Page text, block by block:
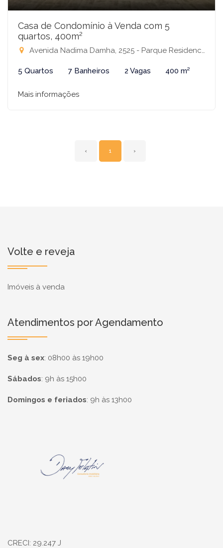
Casa de Condomínio à Venda com 5
quartos, 400m²
Avenida Nadima Damha, 2525 - Parque Residencial Damha I, São José do Rio Preto-SP
5 Quartos 7 Banheiros 2 Vagas 400 m²
Mais informações
‹ 1 ›
Volte e reveja
Imóveis à venda
Atendimentos por Agendamento
Seg à sex: 08h00 às 19h00
Sábados: 9h às 15h00
Domingos e feriados: 9h às 13h00
CRECI: 29.247 J